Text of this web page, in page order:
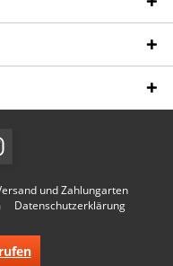
und Zahlungarten
Datenschutzerklärung